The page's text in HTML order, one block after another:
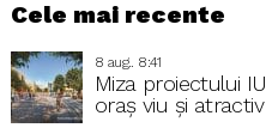
Cele mai recente
8 aug.. 8:41
Miza proiectului
oraș viu și